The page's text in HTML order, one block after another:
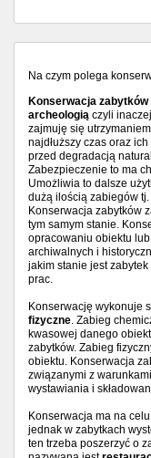
Na czym polega
Konserwacja zabytków
archeologią czyli
zajmuję się
najdłuższy czas oraz
przed degradacją
Zabezpieczenie to ma
Umożliwia to dalsze
dużą ilością zabiegów tj.
Konserwacja zabytków
tym samym stanie.
opracowaniu obiektu
archiwalnych i
jakim stanie jest
prac.
Konserwację wykonuje
fizyczne. Zabieg
kwasowej danego
zabytków. Zabieg
obiektu. Konserwacja
związanymi z
wystawiania i
Konserwacja ma na
jednak w zabytkach
ten trzeba poszerzyć o